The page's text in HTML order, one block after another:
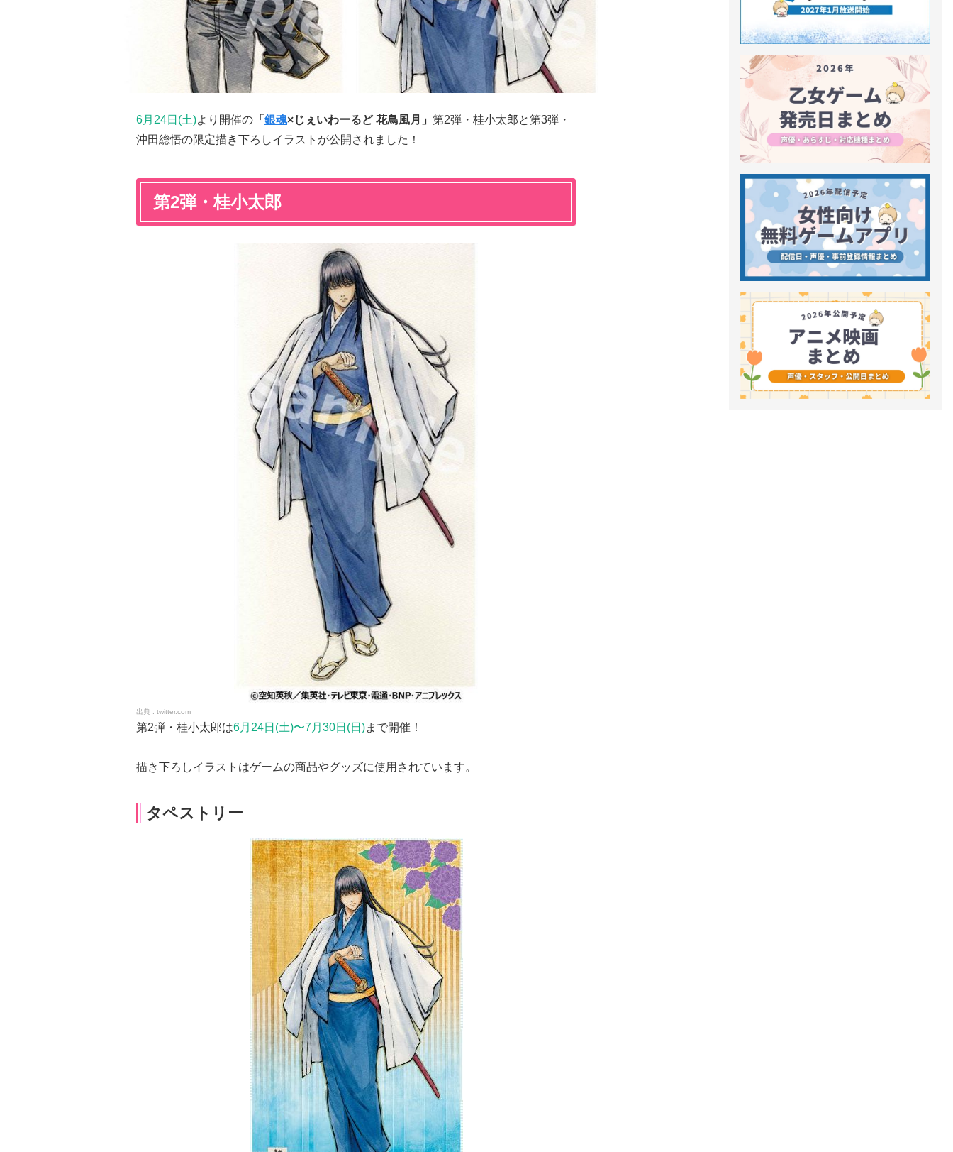
6月24日(土)より開催の 「 銀魂×じぇいわーるど 花鳥風月」 第2弾・桂小太郎と第3弾・
沖田総悟の限定描き下ろしイラストが公開されました！
第2弾・桂小太郎
twitter.com
第2弾・桂小太郎は6月24日(土)〜7月30日(日)まで開催！
描き下ろしイラストはゲームの商品やグッズに使用されています。
タペストリー